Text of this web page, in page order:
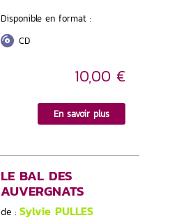
Disponible en format :
CD
10,00 €
En savoir plus
LE BAL DES
AUVERGNATS
de : Sylvie PULLES